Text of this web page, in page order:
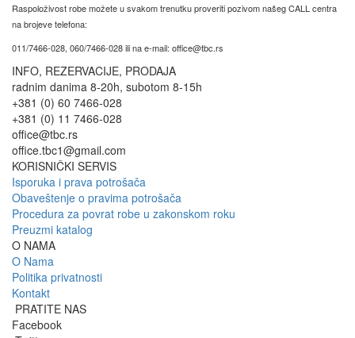
Raspoloživost robe možete u svakom trenutku proveriti pozivom našeg CALL centra
na brojeve telefona:
011/7466-028, 060/7466-028 ili na e-mail: office@tbc.rs
INFO, REZERVACIJE, PRODAJA
radnim danima 8-20h, subotom 8-15h
+381 (0) 60 7466-028
+381 (0) 11 7466-028
office@tbc.rs
office.tbc1@gmail.com
KORISNIČKI SERVIS
Isporuka i prava potrošača
Obaveštenje o pravima potrošača
Procedura za povrat robe u zakonskom roku
Preuzmi katalog
O NAMA
O Nama
Politika privatnosti
Kontakt
PRATITE NAS
Facebook